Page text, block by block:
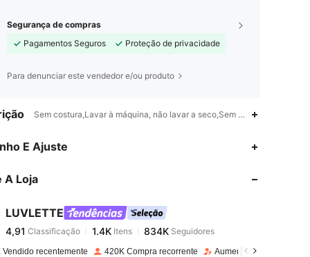
Segurança de compras
Pagamentos Seguros
Proteção de privacidade
Para denunciar este vendedor e/ou produto
Sem costura,Lavar à máquina, não lavar a seco,Sem forro
E Ajuste
A Loja
LUVLETTE
4,91
4,91 Classificação 1.4KItens 834K
j***mpago 1 dia atrás
Vendido recentemente 420K Compra recorrente Aumento de seguidores